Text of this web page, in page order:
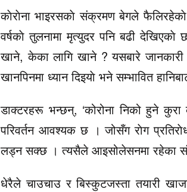
काेराेना भाइरसकाे संक्रमण बेगले
वर्षकाे तुलनामा मृत्युदर पनि बढी
खाने, केका लागि खाने ? यसबारे
खानपिनमा ध्यान दिइयाे भने सम्भावित
डाक्टरहरू भन्छन्, ‘कोरोना निको हुने
परिवर्तन आवश्यक छ । जोसँग राेग
लड्न सक्छ । त्यसैले आइसोलेसनमा रहेका
धेरैले चाउचाउ र बिस्कुटजस्ता तयारी